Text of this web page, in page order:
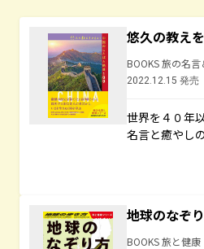
悠久の教え
BOOKS 旅の名言
2022.12.15 発売
世界を４０年
名言と癒やし
地球のなぞ
BOOKS 旅と健康